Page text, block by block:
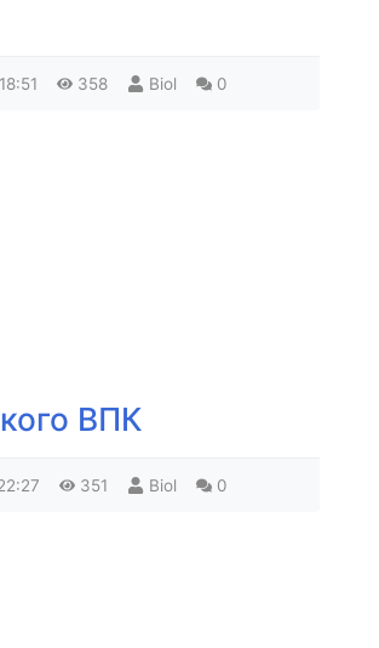
18:51 358 Biol 0
ВПК
351 Biol 0